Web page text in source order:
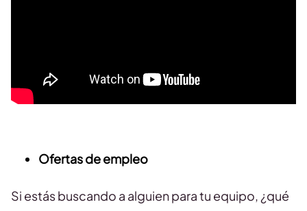
Ofertas de empleo
Si estás buscando a alguien para tu equipo, ¿qué